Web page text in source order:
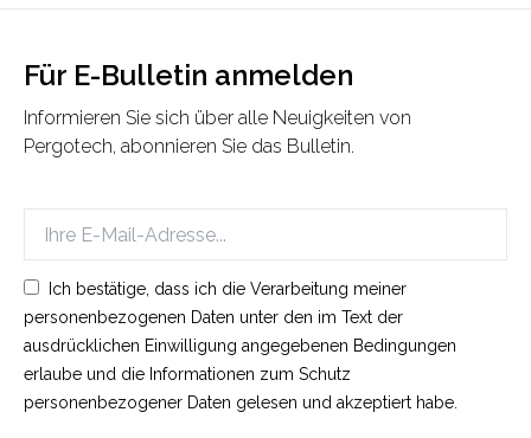
Für E-Bulletin anmelden
Informieren Sie sich über alle Neuigkeiten von
Pergotech, abonnieren Sie das Bulletin.
Ich bestätige, dass ich die Verarbeitung meiner
personenbezogenen Daten unter den im Text der
ausdrücklichen Einwilligung angegebenen Bedingungen
erlaube und die Informationen zum Schutz
personenbezogener Daten gelesen und akzeptiert habe.